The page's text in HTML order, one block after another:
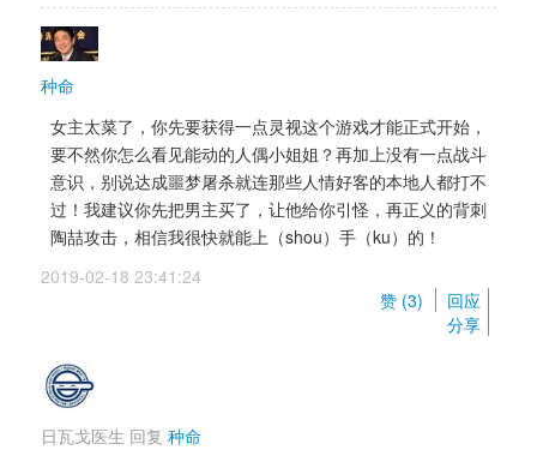
种命
女主太菜了，你先要获得一点灵视这个游戏才能正式开始，
要不然你怎么看见能动的人偶小姐姐？再加上没有一点战斗
意识，别说达成噩梦屠杀就连那些人情好客的本地人都打不
过！我建议你先把男主买了，让他给你引怪，再正义的背刺
陶喆攻击，相信我很快就能上（shou）手（ku）的！
2019-02-18 23:41:24
赞 (3)
回应
分享
日瓦戈医生 回复 种命